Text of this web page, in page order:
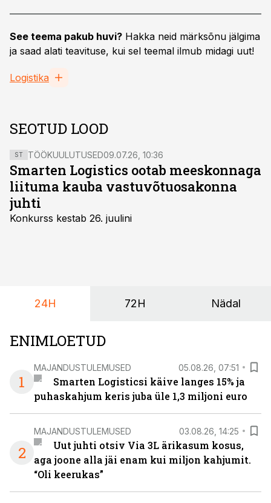
See teema pakub huvi? Hakka neid märksõnu jälgima
ja saad alati teavituse, kui sel teemal ilmub midagi uut!
Logistika
SEOTUD LOOD
ST TÖÖKUULUTUSED09.07.26, 10:36
Smarten Logistics ootab meeskonnaga
liituma kauba vastuvõtuosakonna
juhti
Konkurss kestab 26. juulini
24H 72H Nädal
ENIMLOETUD
1
MAJANDUSTULEMUSED 05.08.26, 07:51
Smarten Logisticsi käive langes 15% ja
puhaskahjum keris juba üle 1,3 miljoni euro
2
MAJANDUSTULEMUSED 03.08.26, 14:25
Uut juhti otsiv Via 3L ärikasum kosus,
aga joone alla jäi enam kui miljon kahjumit.
“Oli keerukas”